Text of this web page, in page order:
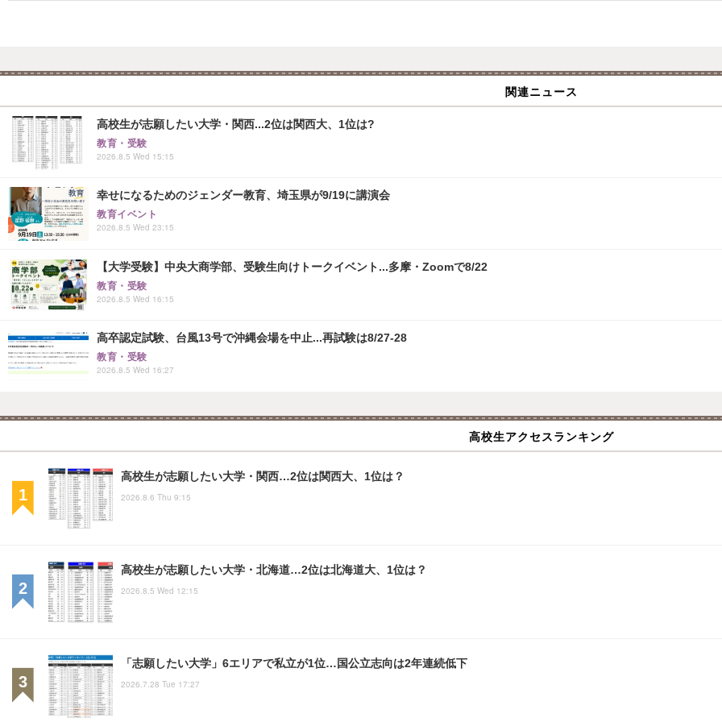
関連ニュース
高校生が志願したい大学・関西...2位は関西大、1位は?
教育・受験
2026.8.5 Wed 15:15
幸せになるためのジェンダー教育、埼玉県が9/19に講演会
教育イベント
2026.8.5 Wed 23:15
【大学受験】中央大商学部、受験生向けトークイベント...多摩・Zoomで8/22
教育・受験
2026.8.5 Wed 16:15
高卒認定試験、台風13号で沖縄会場を中止...再試験は8/27-28
教育・受験
2026.8.5 Wed 16:27
高校生アクセスランキング
高校生が志願したい大学・関西…2位は関西大、1位は？
2026.8.6 Thu 9:15
高校生が志願したい大学・北海道…2位は北海道大、1位は？
2026.8.5 Wed 12:15
「志願したい大学」6エリアで私立が1位…国公立志向は2年連続低下
2026.7.28 Tue 17:27